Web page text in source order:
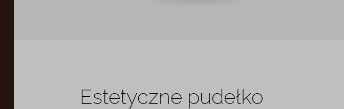
Estetyczne pudełko